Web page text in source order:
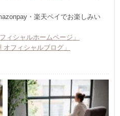
・楽天ペイでお楽しみい
ィシャルホームページ」
オフィシャルブログ」